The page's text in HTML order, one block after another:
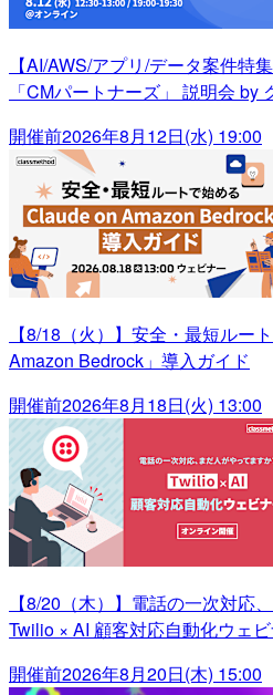
【AI/AWS/アプリ/データ案件特
「CMパートナーズ」 説明会 by
開催前2026年8月12日(水) 19:00
【8/18（火）】安全・最短ルー
Amazon Bedrock」導入ガイド
開催前2026年8月18日(火) 13:00
【8/20（木）】電話の一次対応
Twilio × AI 顧客対応自動化ウェ
開催前2026年8月20日(木) 15:00